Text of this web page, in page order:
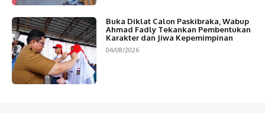
Buka Diklat Calon Paskibraka, Wabup
Ahmad Fadly Tekankan Pembentukan
Karakter dan Jiwa Kepemimpinan
04/08/2026